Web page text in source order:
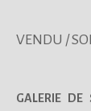
VENDU /
GALERIE